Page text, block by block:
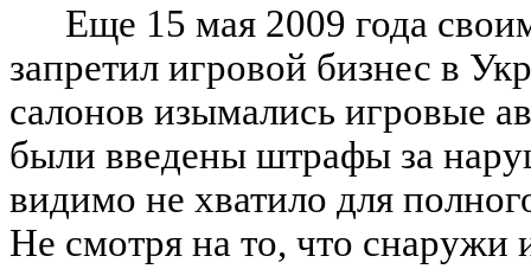
Еще 15 мая 2009 года
запретил игровой бизнес в
салонов изымались игровые
были введены штрафы за
видимо не хватило для
Не смотря на то, что снаружи